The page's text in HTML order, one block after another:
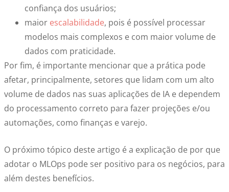
confiança dos usuários;
maior escalabilidade, pois é possível processar
modelos mais complexos e com maior volume de
dados com praticidade.
Por fim, é importante mencionar que a prática pode
afetar, principalmente, setores que lidam com um alto
volume de dados nas suas aplicações de IA e dependem
do processamento correto para fazer projeções e/ou
automações, como finanças e varejo.
O próximo tópico deste artigo é a explicação de por que
adotar o MLOps pode ser positivo para os negócios, para
além destes benefícios.